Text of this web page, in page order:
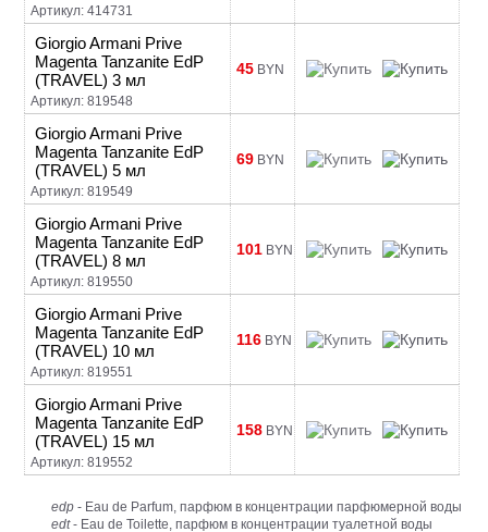
Артикул: 414731
Giorgio Armani Prive
Magenta Tanzanite EdP
(TRAVEL) 3 мл
Артикул: 819548
45 BYN
Giorgio Armani Prive
Magenta Tanzanite EdP
(TRAVEL) 5 мл
Артикул: 819549
69 BYN
Giorgio Armani Prive
Magenta Tanzanite EdP
(TRAVEL) 8 мл
Артикул: 819550
101 BYN
Giorgio Armani Prive
Magenta Tanzanite EdP
(TRAVEL) 10 мл
Артикул: 819551
116 BYN
Giorgio Armani Prive
Magenta Tanzanite EdP
(TRAVEL) 15 мл
Артикул: 819552
158 BYN
edp - Eau de Parfum, парфюм в концентрации парфюмерной воды
edt- Eau de Toilette, парфюм в концентрации туалетной воды